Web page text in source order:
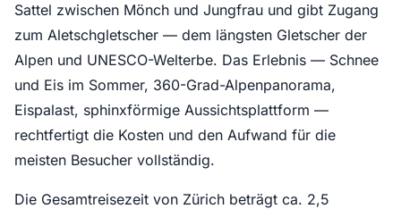
Sattel zwischen Mönch und Jungfrau und gibt Zugang
zum Aletschgletscher — dem längsten Gletscher der
Alpen und UNESCO-Welterbe. Das Erlebnis — Schnee
und Eis im Sommer, 360-Grad-Alpenpanorama,
Eispalast, sphinxförmige Aussichtsplattform —
rechtfertigt die Kosten und den Aufwand für die
meisten Besucher vollständig.
Die Gesamtreisezeit von Zürich beträgt ca. 2,5